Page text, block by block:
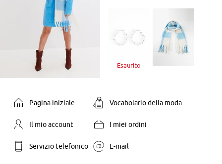
Esaurito
Pagina iniziale Vocabolario della moda
Il mio account I miei ordini
Servizio telefonico E-mail